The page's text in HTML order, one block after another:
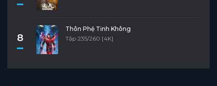
8
Thôn Phệ Tinh Không
Tập 235/260 [4K]